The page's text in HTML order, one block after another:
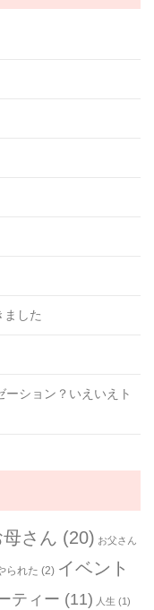
ました
ション？いえいえト
母さん (20) お父さん
られた (2) イベント
ティー (11) 人生 (1)